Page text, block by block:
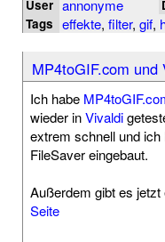
User annonyme
Tags effekte, filter, gif,
MP4toGIF.com und
Ich habe
wieder inVivaldi
extrem schnell und
FileSaver eingebaut.
Außerdem gibt es jetzt
Seite